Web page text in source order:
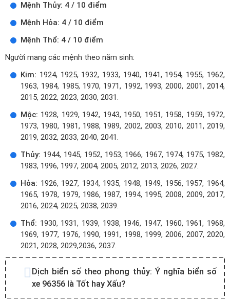
Mệnh Thủy: 4 / 10 điểm
Mệnh Hỏa: 4 / 10 điểm
Mệnh Thổ: 4 / 10 điểm
Người mang các mệnh theo năm sinh:
Kim: 1924, 1925, 1932, 1933, 1940, 1941, 1954, 1955, 1962,
1963, 1984, 1985, 1970, 1971, 1992, 1993, 2000, 2001, 2014,
2015, 2022, 2023, 2030, 2031.
Mộc: 1928, 1929, 1942, 1943, 1950, 1951, 1958, 1959, 1972,
1973, 1980, 1981, 1988, 1989, 2002, 2003, 2010, 2011, 2019,
2019, 2032, 2033, 2040, 2041.
Thủy: 1944, 1945, 1952, 1953, 1966, 1967, 1974, 1975, 1982,
1983, 1996, 1997, 2004, 2005, 2012, 2013, 2026, 2027.
Hỏa: 1926, 1927, 1934, 1935, 1948, 1949, 1956, 1957, 1964,
1965, 1978, 1979, 1986, 1987, 1994, 1995, 2008, 2009, 2017,
2016, 2024, 2025, 2038, 2039.
Thổ: 1930, 1931, 1939, 1938, 1946, 1947, 1960, 1961, 1968,
1969, 1977, 1976, 1990, 1991, 1998, 1999, 2006, 2007, 2020,
2021, 2028, 2029,2036, 2037.
Dịch biển số theo phong thủy: Ý nghĩa biển số
xe 96356 là Tốt hay Xấu?